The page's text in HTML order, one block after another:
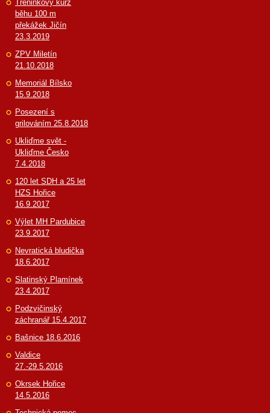
Tréninkový kurz
běhu 100 m
překážek Jičín
23.3.2019
ZPV Miletín
21.10.2018
Memoriál Bílsko
15.9.2018
Posezení s
grilováním 25.8.2018
Ukliďme svět -
Ukliďme Česko
7.4.2018
120 let SDH a 25 let
HZS Hořice
16.9.2017
Výlet MH Pardubice
23.9.2017
Nevratická bludička
18.6.2017
Slatinský Plamínek
23.4.2017
Podzvičinský
záchranář 15.4.2017
Bašnice 18.6.2016
Valdice
27.-29.5.2016
Okrsek Hořice
14.5.2016